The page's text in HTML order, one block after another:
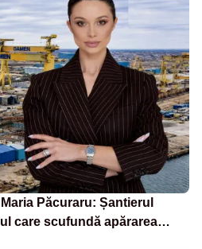
Păcuraru: Șantierul
care scufundă apărarea